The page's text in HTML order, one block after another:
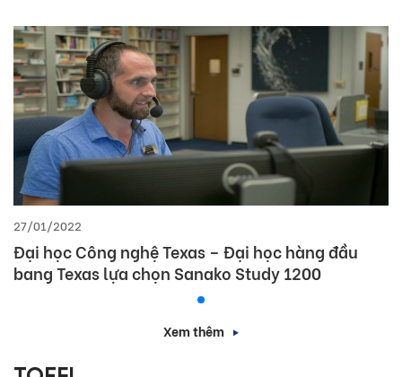
27/01/2022
Đại học Công nghệ Texas – Đại học hàng đầu
bang Texas lựa chọn Sanako Study 1200
Xem thêm